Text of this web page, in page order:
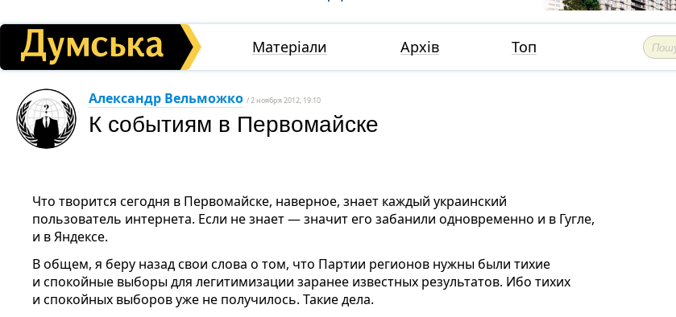
Матеріали Архів Топ
Александр Вельможко / 2 ноября 2012, 19:10
К событиям в Первомайске
Что творится сегодня в Первомайске, наверное, знает каждый украинский
пользователь интернета. Если не знает — значит его забанили одновременно и в Гугле,
и в Яндексе.
В общем, я беру назад свои слова о том, что Партии регионов нужны были тихие
и спокойные выборы для легитимизации заранее известных результатов. Ибо тихих
и спокойных выборов уже не получилось. Такие дела.